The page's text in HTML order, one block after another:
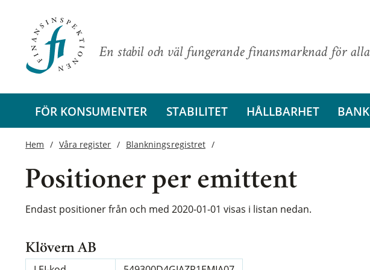
En stabil och väl fungerande finansmarknad för alla
FÖR KONSUMENTER STABILITET HÅLLBARHET BANK
Hem Våra register Blankningsregistret
Positioner per emittent
Endast positioner från och med 2020-01-01 visas i listan nedan.
Klövern AB